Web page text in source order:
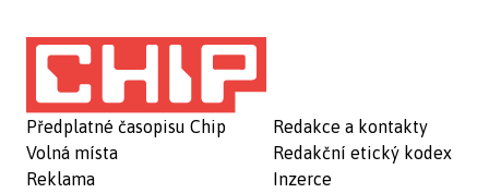
Předplatné časopisu Chip
Volná místa
Reklama
Redakce a kontakty
Redakční etický kodex
Inzerce